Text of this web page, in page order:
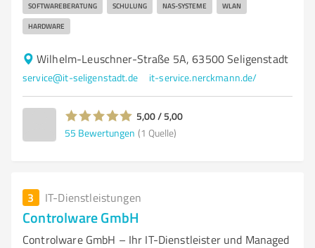
SOFTWAREBERATUNG SCHULUNG NAS-SYSTEME WLAN
HARDWARE
Wilhelm-Leuschner-Straße 5A, 63500 Seligenstadt
service@it-seligenstadt.de it-service.nerckmann.de/
5,00 / 5,00
55 Bewertungen (1 Quelle)
3 IT-Dienstleistungen
Controlware GmbH
Controlware GmbH – Ihr IT-Dienstleister und Managed